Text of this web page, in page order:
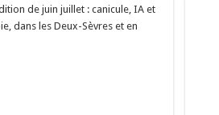
de juin juillet : canicule, IA et
dans les Deux-Sèvres et en